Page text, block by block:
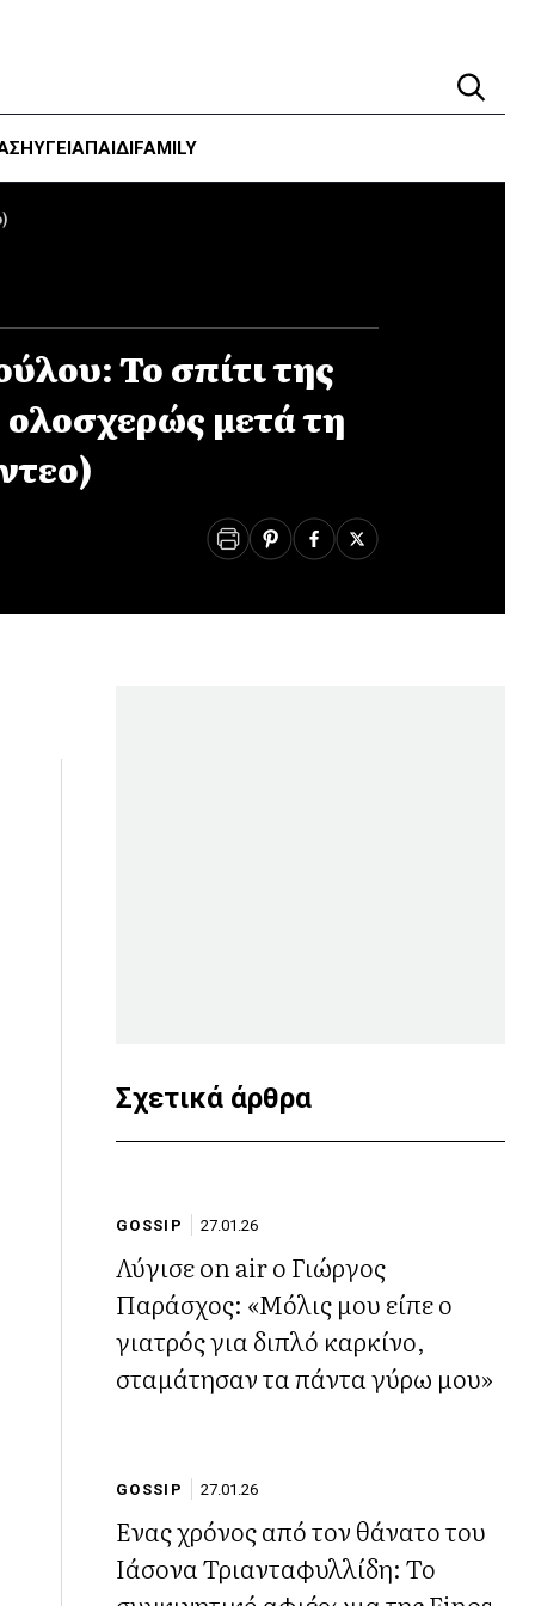
ΥΓΕΊΑΠΑΙΔΙFAMILY
Το σπίτι της
μετά τη
Σχετικά άρθρα
GOSSIP 27.01.26
Λύγισε on air ο Γιώργος
Παράσχος: «Μόλις μου είπε ο
γιατρός για διπλό καρκίνο,
σταμάτησαν τα πάντα γύρω μου»
GOSSIP 27.01.26
Ένας χρόνος από τον θάνατο του
Ιάσονα Τριανταφυλλίδη: Το